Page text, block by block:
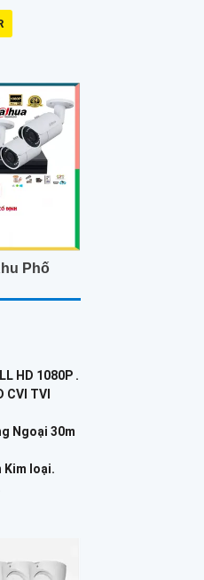
Phố
HD 1080P .
CVI TVI
Ngoại 30m
Kim loại.